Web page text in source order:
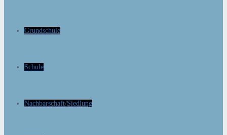
Grundschule
Schule
Nachbarschaft/Siedlung